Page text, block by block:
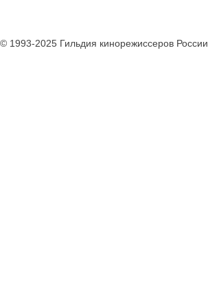
© 1993-2025 Гильдия кинорежиссеров России